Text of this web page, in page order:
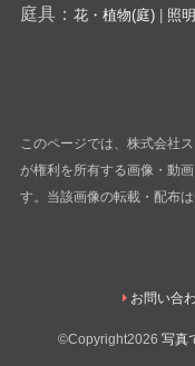
庭具： 花・植物(庭)| 照
このページでは、株式会社
が権利を所有する画像・動
す。当該画像の転載・配布は
お問い合
©Copyright2026 写真